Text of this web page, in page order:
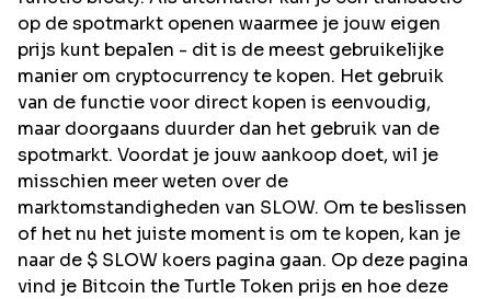
op de spotmarkt openen waarmee je jouw eigen
prijs kunt bepalen - dit is de meest gebruikelijke
manier om cryptocurrency te kopen. Het gebruik
van de functie voor direct kopen is eenvoudig,
maar doorgaans duurder dan het gebruik van de
spotmarkt. Voordat je jouw aankoop doet, wil je
misschien meer weten over de
marktomstandigheden van SLOW. Om te beslissen
of het nu het juiste moment is om te kopen, kan je
naar de $ SLOW koers pagina gaan. Op deze pagina
vind je Bitcoin the Turtle Token prijs en hoe deze